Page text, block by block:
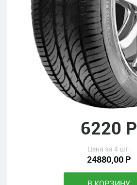
6220 Р
Цена за 4 шт:
24880,00 Р